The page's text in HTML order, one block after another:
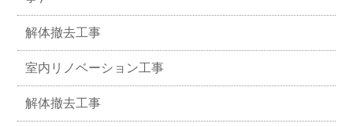
解体撤去工事
室内リノベーション工事
解体撤去工事